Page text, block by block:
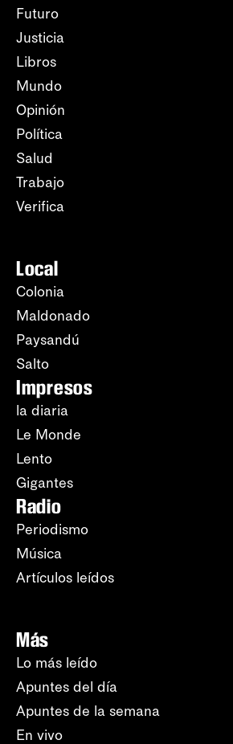
Futuro
Justicia
Libros
Mundo
Opinión
Política
Salud
Trabajo
Verifica
Local
Colonia
Maldonado
Paysandú
Salto
Impresos
la diaria
Le Monde
Lento
Gigantes
Radio
Periodismo
Música
Artículos leídos
Más
Lo más leído
Apuntes del día
Apuntes de la semana
En vivo